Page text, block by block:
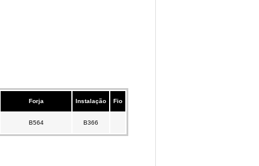
Forja Instalação Fio
B564 B366